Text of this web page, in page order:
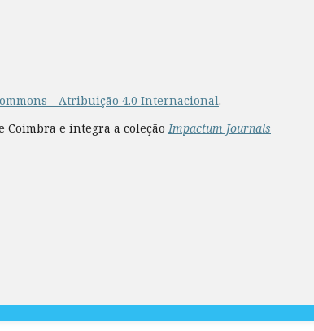
- Atribuição 4.0 Internacional.
Coimbra e integra a coleçãoImpactum Journals